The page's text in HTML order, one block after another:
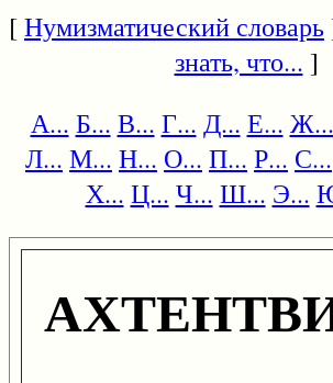
[Нумизматический словарь
знать, что... ]
А... Б... В... Г... Д... Е... Ж...
Л... М... Н... О... П... Р... С...
Х... Ц... Ч... Ш... Э...